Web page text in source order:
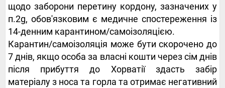
щодо заборони перетину кордону, зазначених у
п.2g, обов'язковим є медичне спостереження із
14-денним карантином/самоізоляцією.
Карантин/самоізоляція може бути скорочено до
7 днів, якщо особа за власні кошти через сім днів
після прибуття до Хорватії здасть забір
матеріалу з носа та горла та отримає негативний